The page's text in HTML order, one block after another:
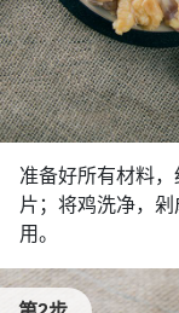
准备好所有材料
片；将鸡洗净，
用。